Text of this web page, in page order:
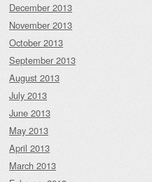
December 2013
November 2013
October 2013
September 2013
August 2013
July 2013
June 2013
May 2013
April 2013
March 2013